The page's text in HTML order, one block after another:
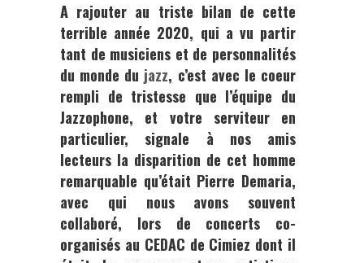
A rajouter au triste bilan de cette
terrible année 2020, qui a vu partir
tant de musiciens et de personnalités
du monde du jazz, c’est avec le coeur
rempli de tristesse que l’équipe du
Jazzophone, et votre serviteur en
particulier, signale à nos amis
lecteurs la disparition de cet homme
remarquable qu’était Pierre Demaria,
avec qui nous avons souvent
collaboré, lors de concerts co-
organisés au CEDAC de Cimiez dont il